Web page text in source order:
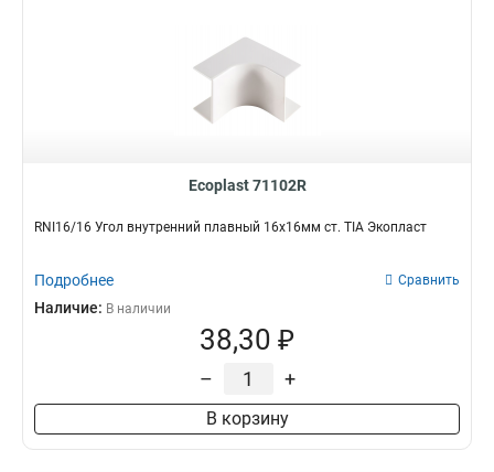
Ecoplast 71102R
RNI16/16 Угол внутренний плавный 16х16мм ст. TIA Экопласт
Подробнее Сравнить
Наличие: В наличии
38,30 ₽
– +
В корзину